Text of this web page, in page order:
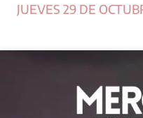
JUEVES 29 DE